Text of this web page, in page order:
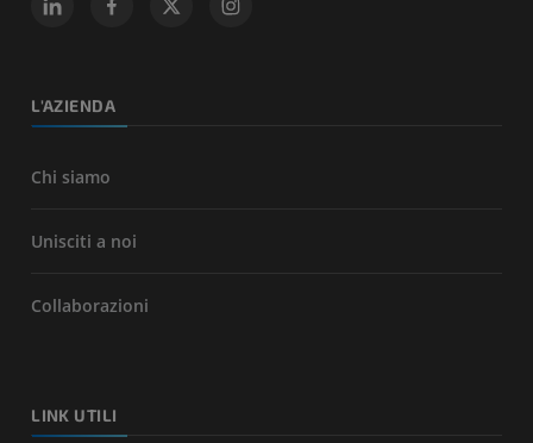
L'AZIENDA
Chi siamo
Unisciti a noi
Collaborazioni
LINK UTILI